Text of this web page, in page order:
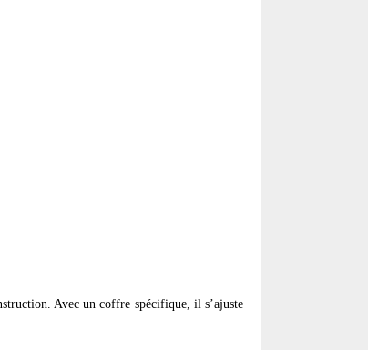
Avec un coffre spécifique, il s’ajuste